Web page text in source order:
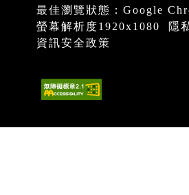
最佳瀏覽狀態：Google
螢幕解析度1920x1080
隱
資訊安全政策